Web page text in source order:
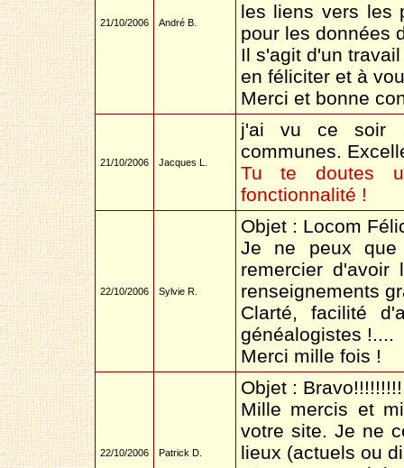
21/10/2006 André B.
les liens vers les
pour les données
Il s'agit d'un
en féliciter et à
Merci et bonne
21/10/2006 Jacques L.
j'ai vu ce soir
communes.
Tu te doutes
fonctionnalité !
22/10/2006 Sylvie R.
Objet : Locom
Je ne peux que
remercier d'avoir
renseignements
Clarté, facilité
généalogistes !....
Merci mille fois !
22/10/2006 Patrick D.
Objet :
Mille mercis et
votre site. Je ne
lieux (actuels ou